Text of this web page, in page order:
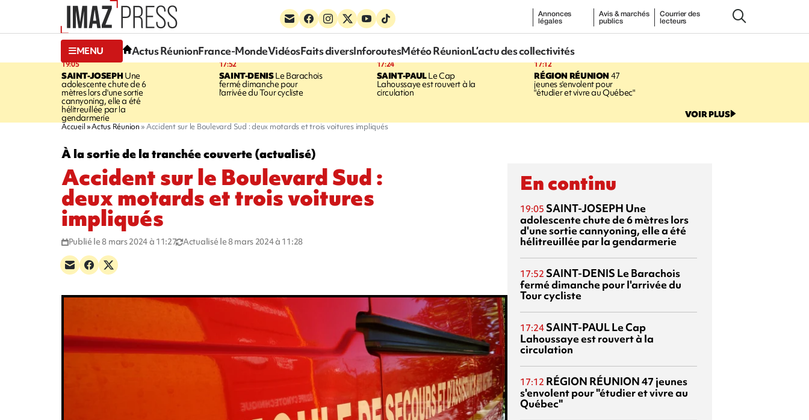
Annonces
légales
Avis & marchés
publics
Courrier des
lecteurs
MENU Actus RéunionFrance-MondeVidéosFaits diversInforoutesMétéo RéunionL’actu des collectivités
19:05
SAINT-JOSEPHUne
adolescente chute de 6
mètres lors d'une sortie
cannyoning, elle a été
hélitreuillée par la
gendarmerie
17:52
SAINT-DENISLe Barachois
fermé dimanche pour
l'arrivée du Tour cycliste
17:24
SAINT-PAULLe Cap
Lahoussaye est rouvert à la
circulation
17:12
RÉGION RÉUNION47
jeunes s'envolent pour
"étudier et vivre au Québec"
VOIR PLUS
Accueil Actus Réunion Accident sur le Boulevard Sud : deux motards et trois voitures impliqués
À la sortie de la tranchée couverte (actualisé)
Accident sur le Boulevard Sud :
deux motards et trois voitures
impliqués
Publié le 8 mars 2024 à 11:27 Actualisé le 8 mars 2024 à 11:28
En continu
19:05 SAINT-JOSEPH Une
adolescente chute de 6 mètres lors
d'une sortie cannyoning, elle a été
hélitreuillée par la gendarmerie
17:52 SAINT-DENIS Le Barachois
fermé dimanche pour l'arrivée du
Tour cycliste
17:24 SAINT-PAULLe Cap
Lahoussaye est rouvert à la
circulation
17:12 RÉGION RÉUNION47 jeunes
s'envolent pour "étudier et vivre au
Québec"